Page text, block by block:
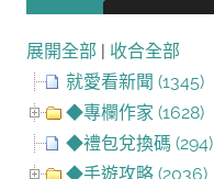
展開全部 | 收合全部
就愛看新聞 (1345)
◆專欄作家 (1628)
◆禮包兌換碼 (294)
◆手遊攻略 (2036)